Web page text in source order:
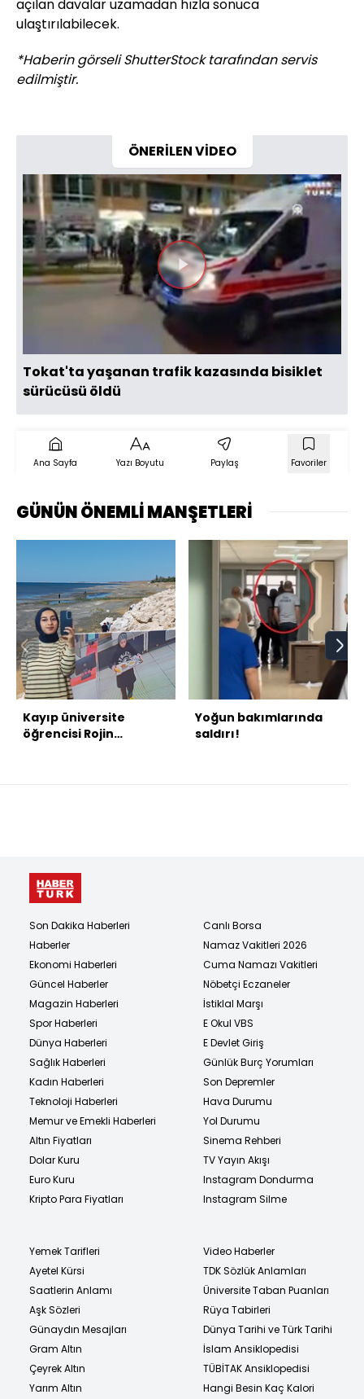
açılan davalar uzamadan hızla sonuca
ulaştırılabilecek.
*Haberin görseli ShutterStock tarafından servis
edilmiştir.
ÖNERİLEN VİDEO
Videoyu
Oynat
Tokat'ta yaşanan trafik kazasında bisiklet
sürücüsü öldü
Ana Sayfa Yazı Boyutu Paylaş Favoriler
GÜNÜN ÖNEMLİ MANŞETLERİ
Kayıp üniversite
öğrencisi Rojin
Yoğun bakımlarında
saldırı!
Son Dakika Haberleri
Haberler
Ekonomi Haberleri
Güncel Haberler
Magazin Haberleri
Spor Haberleri
Dünya Haberleri
Sağlık Haberleri
Kadın Haberleri
Teknoloji Haberleri
Memur ve Emekli Haberleri
Altın Fiyatları
Dolar Kuru
Euro Kuru
Kripto Para Fiyatları
Canlı Borsa
Namaz Vakitleri 2026
Cuma Namazı Vakitleri
Nöbetçi Eczaneler
İstiklal Marşı
E Okul VBS
E Devlet Giriş
Günlük Burç Yorumları
Son Depremler
Hava Durumu
Yol Durumu
Sinema Rehberi
TV Yayın Akışı
Instagram Dondurma
Instagram Silme
Yemek Tarifleri
Ayetel Kürsi
Saatlerin Anlamı
Aşk Sözleri
Günaydın Mesajları
Gram Altın
Çeyrek Altın
Yarım Altın
Video Haberler
TDK Sözlük Anlamları
Üniversite Taban Puanları
Rüya Tabirleri
Dünya Tarihi ve Türk Tarihi
İslam Ansiklopedisi
TÜBİTAK Ansiklopedisi
Hangi Besin Kaç Kalori